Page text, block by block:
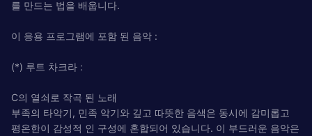
를 만드는 법을 배웁니다.
이 응용 프로그램에 포함 된 음악 :
(*) 루트 차크라 :
C의 열쇠로 작곡 된 노래
부족의 타악기, 민족 악기와 깊고 따뜻한 음색은 동시에 감미롭고
평온한이 감성적 인 구성에 혼합되어 있습니다. 이 부드러운 음악은